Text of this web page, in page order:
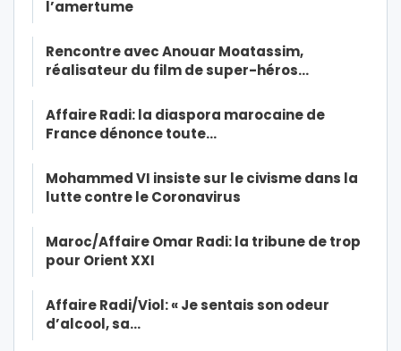
l’amertume
Rencontre avec Anouar Moatassim,
réalisateur du film de super-héros…
Affaire Radi: la diaspora marocaine de
France dénonce toute…
Mohammed VI insiste sur le civisme dans la
lutte contre le Coronavirus
Maroc/Affaire Omar Radi: la tribune de trop
pour Orient XXI
Affaire Radi/Viol: « Je sentais son odeur
d’alcool, sa…